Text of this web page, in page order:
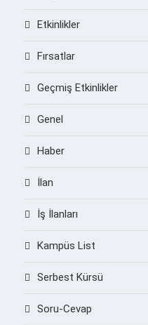
Etkinlikler
Fırsatlar
Geçmiş Etkinlikler
Genel
Haber
İlan
İş İlanları
Kampüs List
Serbest Kürsü
Soru-Cevap